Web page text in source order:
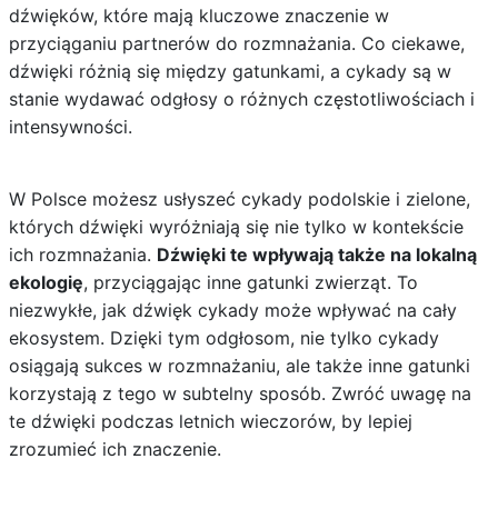
dźwięków, które mają kluczowe znaczenie w
przyciąganiu partnerów do rozmnażania. Co ciekawe,
dźwięki różnią się między gatunkami, a cykady są w
stanie wydawać odgłosy o różnych częstotliwościach i
intensywności.
W Polsce możesz usłyszeć cykady podolskie i zielone,
których dźwięki wyróżniają się nie tylko w kontekście
ich rozmnażania. Dźwięki te wpływają także na lokalną
ekologię, przyciągając inne gatunki zwierząt. To
niezwykłe, jak dźwięk cykady może wpływać na cały
ekosystem. Dzięki tym odgłosom, nie tylko cykady
osiągają sukces w rozmnażaniu, ale także inne gatunki
korzystają z tego w subtelny sposób. Zwróć uwagę na
te dźwięki podczas letnich wieczorów, by lepiej
zrozumieć ich znaczenie.